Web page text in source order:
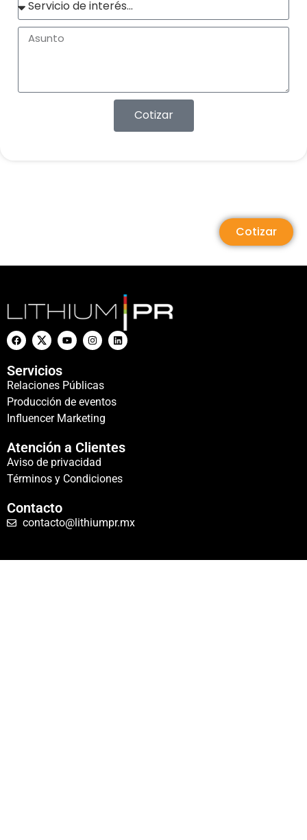
Cotizar
Cotizar
Servicios
Relaciones Públicas
Producción de eventos
Influencer Marketing
Atención a Clientes
Aviso de privacidad
Términos y Condiciones
Contacto
contacto@lithiumpr.mx